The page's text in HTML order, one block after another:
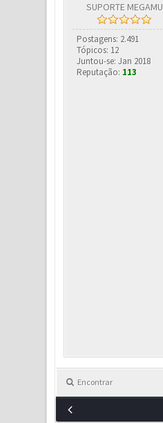
SUPORTE MEGAMU
Postagens: 2.491
Tópicos: 12
Juntou-se: Jan 2018
Reputação: 113
Encontrar